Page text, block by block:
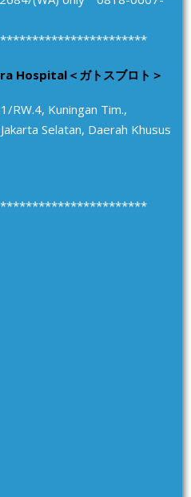
Hospital＜ガトスブロト＞
RW.4, Kuningan Tim.,
Selatan, Daerah Khusus